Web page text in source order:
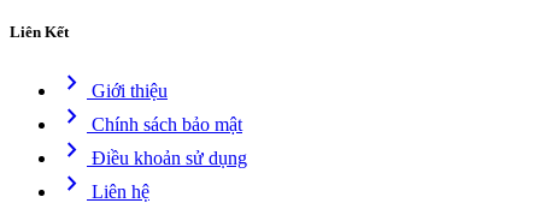
Liên Kết
chevron_right Giới thiệu
chevron_right Chính sách bảo mật
chevron_right Điều khoản sử dụng
chevron_right Liên hệ